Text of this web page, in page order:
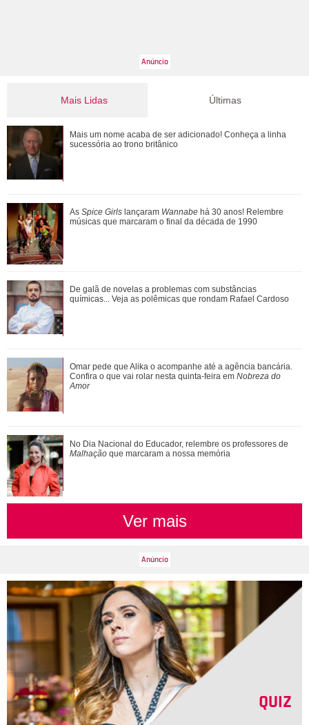
Mais Lidas
Jojo Todynho faz novo procedimento estético para definir
pernas: Muito realizada
Entenda a dinâmica do NCT e relembre quem já fez parte
grupo de K-Pop
Ariana Grande anuncia pausa na carreira após críticas ao
corpo
Agrado e Eduarda são prejudicadas pela proximidade com
João Raul. Saiba o que vai acontece...
Últimas
Mais um nome acaba de ser adicionado! Conheça a linha
sucessória ao trono britânico
As Spice Girls lançaram Wannabe há 30 anos! Relembre
músicas que marcaram o final da década de 1990
De galã de novelas a problemas com substâncias
químicas... Veja as polêmicas que rondam Rafael Cardoso
Omar pede que Alika o acompanhe até a agência bancária.
Confira o que vai rolar nesta quinta-feira em Nobreza do
Amor
No Dia Nacional do Educador, relembre os professores de
Malhação que marcaram a nossa memória
Ver mais
QUIZ